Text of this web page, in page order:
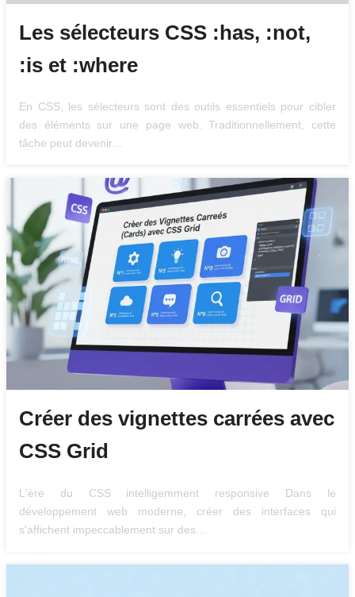
Les sélecteurs CSS :has, :not,
:is et :where
En CSS, les sélecteurs sont des outils essentiels pour cibler
des éléments sur une page web. Traditionnellement, cette
tâche peut devenir…
Créer des vignettes carrées avec
CSS Grid
L'ère du CSS intelligemment responsive Dans le
développement web moderne, créer des interfaces qui
s'affichent impeccablement sur des…